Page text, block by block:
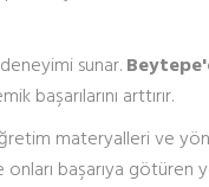
sunar.
başarılarını arttırır.
materyalleri ve
başarıya götüren